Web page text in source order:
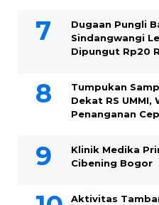
Dugaan Pungli
Sindangwangi
Dipungut Rp20
Tumpukan
Dekat RS UMMI,
Penanganan
Klinik Medika
Cibening Bogor
Aktivitas